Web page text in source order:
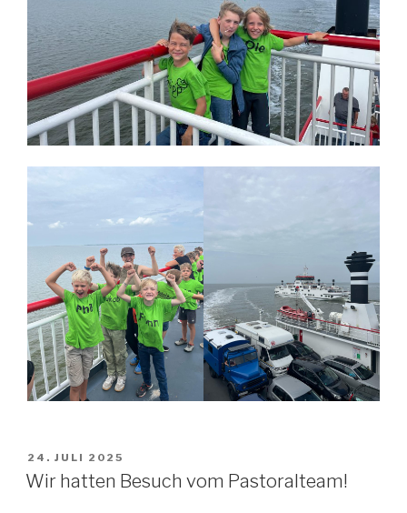
VERÖFFENTLICHT
AM
24. JULI 2025
Wir hatten Besuch vom Pastoralteam!